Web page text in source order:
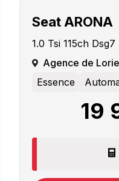
Seat ARONA
1.0 Tsi 115ch
Agence de
Essence
19